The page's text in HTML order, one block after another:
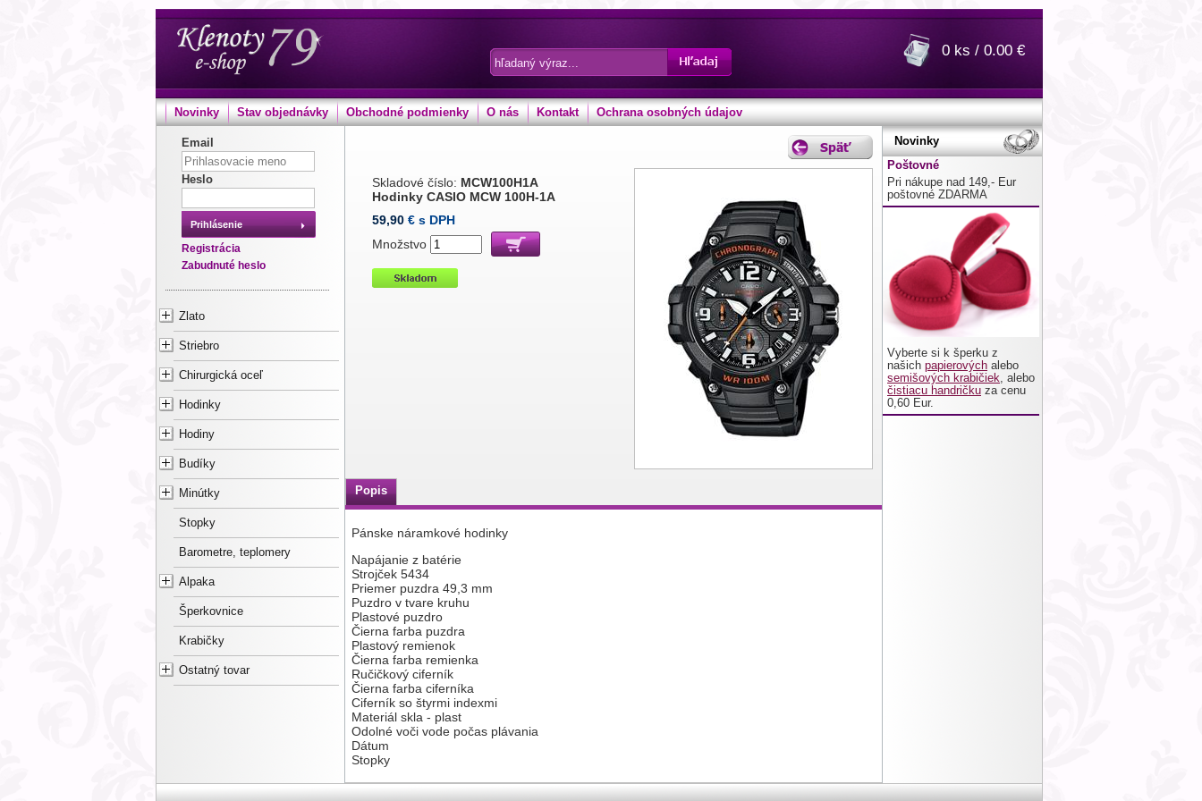
0 ks / 0.00 €
Novinky Stav objednávky Obchodné podmienky O nás Kontakt Ochrana osobných údajov
Email
Heslo
Prihlásenie
Registrácia
Zabudnuté heslo
Zlato
Striebro
Chirurgická oceľ
Hodinky
Hodiny
Budíky
Minútky
Stopky
Barometre, teplomery
Alpaka
Šperkovnice
Krabičky
Ostatný tovar
Skladové číslo: MCW100H1A
Hodinky CASIO MCW 100H-1A
59,90 € s DPH
Množstvo
Popis
Pánske náramkové hodinky
Napájanie z batérie
Strojček 5434
Priemer puzdra 49,3 mm
Puzdro v tvare kruhu
Plastové puzdro
Čierna farba puzdra
Plastový remienok
Čierna farba remienka
Ručičkový ciferník
Čierna farba ciferníka
Ciferník so štyrmi indexmi
Materiál skla - plast
Odolné voči vode počas plávania
Dátum
Stopky
Novinky
Poštovné
Pri nákupe nad 149,- Eur
poštovné ZDARMA
Vyberte si k šperku z
našich papierových alebo
semišových krabičiek, alebo
čistiacu handričku za cenu
0,60 Eur.